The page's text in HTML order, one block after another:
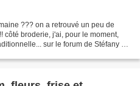
??? on a retrouvé un peu de
côté broderie, j'ai, pour le moment,
sur le forum de Stéfany B.,